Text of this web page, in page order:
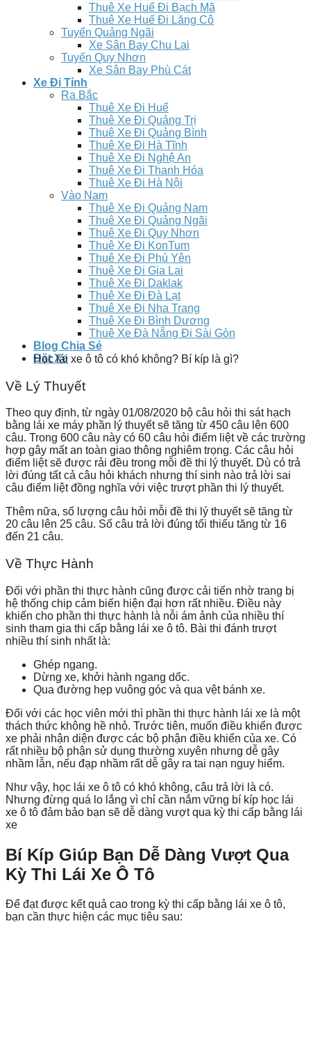
Thuê Xe Huế Đi Bạch Mã
Thuê Xe Huế Đi Lăng Cô
Tuyến Quảng Ngãi
Xe Sân Bay Chu Lai
Tuyến Quy Nhơn
Xe Sân Bay Phù Cát
Xe Đi Tỉnh
Ra Bắc
Thuê Xe Đi Huế
Thuê Xe Đi Quảng Trị
Thuê Xe Đi Quảng Bình
Thuê Xe Đi Hà Tĩnh
Thuê Xe Đi Nghệ An
Thuê Xe Đi Thanh Hóa
Thuê Xe Đi Hà Nội
Vào Nam
Thuê Xe Đi Quảng Nam
Thuê Xe Đi Quảng Ngãi
Thuê Xe Đi Quy Nhơn
Thuê Xe Đi KonTum
Thuê Xe Đi Phú Yên
Thuê Xe Đi Gia Lai
Thuê Xe Đi Daklak
Thuê Xe Đi Đà Lạt
Thuê Xe Đi Nha Trang
Thuê Xe Đi Bình Dương
Thuê Xe Đà Nẵng Đi Sài Gòn
Blog Chia Sẻ
Đặt Xe
Học lái xe ô tô có khó không? Bí kíp là gì?
Về Lý Thuyết
Theo quy định, từ ngày 01/08/2020 bộ câu hỏi thi sát hạch
bằng lái xe máy phần lý thuyết sẽ tăng từ 450 câu lên 600
câu. Trong 600 câu này có 60 câu hỏi điểm liệt về các trường
hợp gây mất an toàn giao thông nghiêm trọng. Các câu hỏi
điểm liệt sẽ được rải đều trong mỗi đề thi lý thuyết. Dù có trả
lời đúng tất cả câu hỏi khách nhưng thí sinh nào trả lời sai
câu điểm liệt đồng nghĩa với việc trượt phần thi lý thuyết.
Thêm nữa, số lượng câu hỏi mỗi đề thi lý thuyết sẽ tăng từ
20 câu lên 25 câu. Số câu trả lời đúng tối thiểu tăng từ 16
đến 21 câu.
Về Thực Hành
Đối với phần thi thực hành cũng được cải tiến nhờ trang bị
hệ thống chip cảm biến hiện đại hơn rất nhiều. Điều này
khiến cho phần thi thực hành là nỗi ám ảnh của nhiều thí
sinh tham gia thi cấp bằng lái xe ô tô. Bài thi đánh trượt
nhiều thí sinh nhất là:
Ghép ngang.
Dừng xe, khởi hành ngang dốc.
Qua đường hẹp vuông góc và qua vệt bánh xe.
Đối với các học viên mới thì phần thi thực hành lái xe là một
thách thức không hề nhỏ. Trước tiên, muốn điều khiển được
xe phải nhận diện được các bộ phận điều khiển của xe. Có
rất nhiều bộ phận sử dụng thường xuyên nhưng dễ gây
nhầm lẫn, nếu đạp nhầm rất dễ gây ra tai nạn nguy hiểm.
Như vậy, học lái xe ô tô có khó không, câu trả lời là có.
Nhưng đừng quá lo lắng vì chỉ cần nắm vững bí kíp học lái
xe ô tô đảm bảo bạn sẽ dễ dàng vượt qua kỳ thi cấp bằng lái
xe
Bí Kíp Giúp Bạn Dễ Dàng Vượt Qua
Kỳ Thi Lái Xe Ô Tô
Để đạt được kết quả cao trong kỳ thi cấp bằng lái xe ô tô,
bạn cần thực hiện các mục tiêu sau: